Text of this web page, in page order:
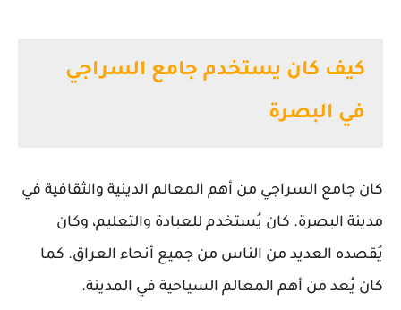
كيف كان يستخدم جامع السراجي
في البصرة
كان جامع السراجي من أهم المعالم الدينية والثقافية في
مدينة البصرة. كان يُستخدم للعبادة والتعليم، وكان
يُقصده العديد من الناس من جميع أنحاء العراق. كما
كان يُعد من أهم المعالم السياحية في المدينة.